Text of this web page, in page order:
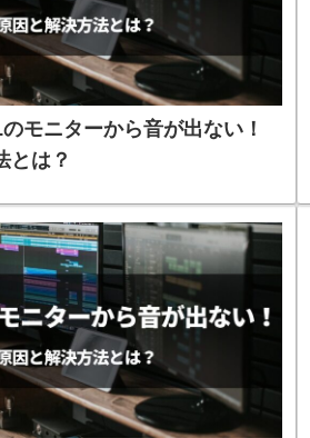
のモニターから音が出ない！
とは？